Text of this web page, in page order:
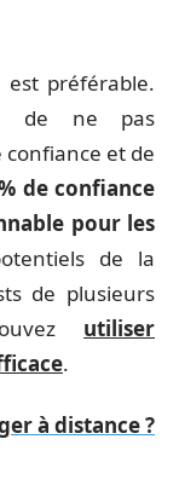
est préférable.
de ne pas
confiance et de
de confiance
pour les
de la
de plusieurs
utiliser
.
à distance ?